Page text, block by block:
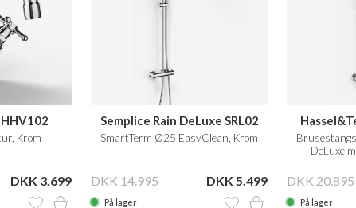
Krom
DKK 3.699
Semplice Rain DeLuxe SRL02
SmartTerm Ø25 EasyClean, Krom
DKK 14.995 DKK 5.499
På lager
DeLuxe
DKK 20.895
På lager